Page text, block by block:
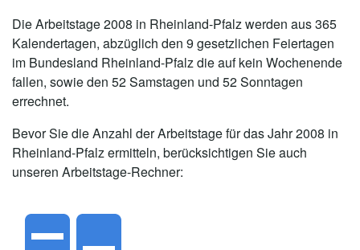
DieArbeitstage 2008 in Rheinland-Pfalz werden aus 365
Kalendertagen, abzüglich den 9 gesetzlichen Feiertagen
im Bundesland Rheinland-Pfalz die auf kein Wochenende
fallen, sowie den 52 Samstagen und 52 Sonntagen
errechnet.
Bevor Sie die Anzahl der Arbeitstage für das Jahr 2008 in
Rheinland-Pfalz ermitteln, berücksichtigen Sie auch
unseren Arbeitstage-Rechner: